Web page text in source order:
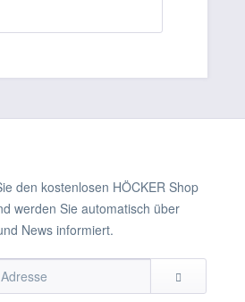
den kostenlosen HÖCKER Shop
werden Sie automatisch über
News informiert.